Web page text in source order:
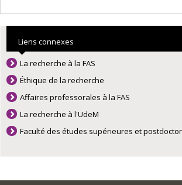
Liens connexes
La recherche à la FAS
Éthique de la recherche
Affaires professorales à la FAS
La recherche à l'UdeM
Faculté des études supérieures et